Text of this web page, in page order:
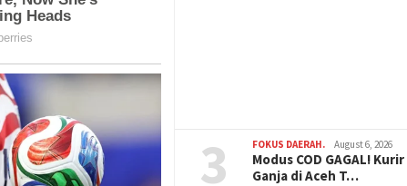
3 FOKUS DAERAH. August 6, 2026
Modus COD GAGAL! Kurir
Ganja di Aceh T…